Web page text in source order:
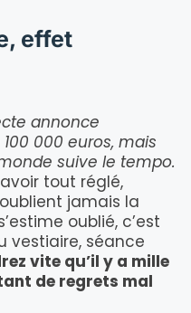
effet
annonce
000 euros, mais
suive le tempo.
tout réglé,
jamais la
oublié, c’est
vestiaire, séance
vite qu’il y a mille
de regrets mal